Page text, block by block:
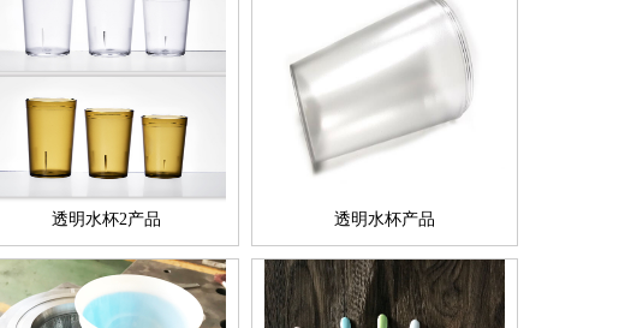
透明水杯2产品 透明水杯产品